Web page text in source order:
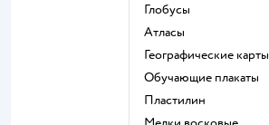
Глобусы
Атласы
Географические карты
Обучающие плакаты
Пластилин